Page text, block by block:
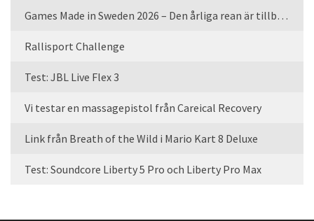
Games Made in Sweden 2026 – Den årliga rean är tillbaka
Rallisport Challenge
Test: JBL Live Flex 3
Vi testar en massagepistol från Careical Recovery
Link från Breath of the Wild i Mario Kart 8 Deluxe
Test: Soundcore Liberty 5 Pro och Liberty Pro Max